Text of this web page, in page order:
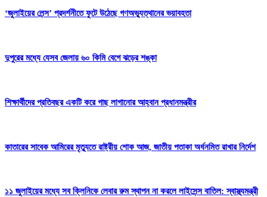
‘জুলাইয়ের লেন্স’ প্রদর্শনীতে ফুটে উঠেছে গণঅভ্যুত্থানের ভয়াবহতা
দুপুরের মধ্যে যেসব জেলায় ৬০ কিমি বেগে ঝড়ের শঙ্কা
শিক্ষার্থীদের প্রতিবছর একটি করে গাছ লাগানোর আহ্বান প্রধানমন্ত্রীর
কাতারের সাবেক আমিরের মৃত্যুতে রাষ্ট্রীয় শোক আজ, জাতীয় পতাকা অর্ধনমিত রাখার নির্দেশ
১১ জুলাইয়ের মধ্যে সব ক্লিনিকে লেবার রুম স্থাপন না করলে লাইসেন্স বাতিল: স্বাস্থ্যমন্ত্রী